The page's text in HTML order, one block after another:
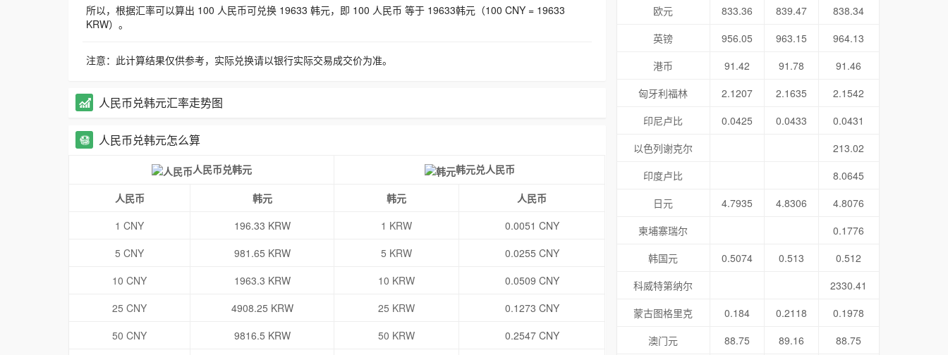
所以，根据汇率可以算出 100 人民币可兑换 19633 韩元，即 100 人民币 等于 19633韩元（100 CNY = 19633
KRW）。
注意：此计算结果仅供参考，实际兑换请以银行实际交易成交价为准。
人民币兑韩元汇率走势图
人民币兑韩元怎么算
人民币兑韩元 韩元兑人民币
人民币 韩元 韩元
人民币
1 CNY
196.33 KRW 1 KRW
0.0051 CNY
5 CNY
981.65 KRW 5 KRW
0.0255 CNY
10 CNY
1963.3 KRW 10 KRW
0.0509 CNY
25 CNY
4908.25 KRW 25 KRW
0.1273 CNY
50 CNY
9816.5 KRW 50 KRW
0.2547 CNY
欧元
833.36 839.47
838.34
英镑
956.05 963.15
964.13
港币
91.42 91.78
91.46
匈牙利福林
2.1207 2.1635
2.1542
印尼卢比
0.0425 0.0433
0.0431
以色列谢克尔
213.02
印度卢比
8.0645
日元
4.7935 4.8306
4.8076
柬埔寨瑞尔
0.1776
韩国元
0.5074 0.513
0.512
科威特第纳尔
2330.41
蒙古图格里克
0.184 0.2118
0.1978
澳门元
88.75 89.16
88.75